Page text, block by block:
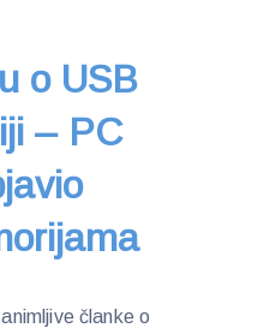
o USB
– PC
članke o